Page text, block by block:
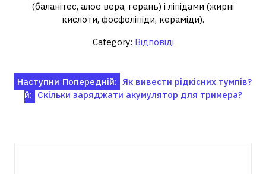
(баланітес, алое вера, герань) і ліпідами (жирні
кислоти, фосфоліпіди, кераміди).
Category: Відповіді
Навігація
записів
Попередній: Як вивести рідкісних тумпів?
Наступни
й: Скільки заряджати акумулятор для тримера?